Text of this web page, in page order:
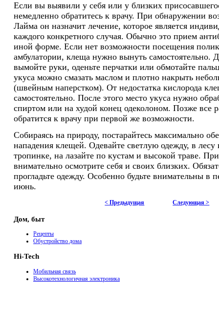
Если вы выявили у себя или у близких
немедленно обратитесь к врачу. При обнаружении
Лайма он назначит лечение, которое является
каждого конкретного случая. Обычно это прием
иной форме. Если нет возможности посещения
амбулатории, клеща нужно вынуть самостоятельно.
вымойте руки, оденьте перчатки или обмотайте
укуса можно смазать маслом и плотно накрыть
(швейным наперстком). От недостатка кислорода
самостоятельно. После этого место укуса нужно
спиртом или на худой конец одеколоном. Позже все
обратится к врачу при первой же возможности.
Собираясь на природу, постарайтесь максимально
нападения клещей. Одевайте светлую одежду, в лесу
тропинке, на лазайте по кустам и высокой траве.
внимательно осмотрите себя и своих близких.
прогладьте одежду. Особенно будьте внимательны в
июнь.
< Предыдущая Следующая >
Дом, быт
Рецепты
Обустройство дома
Hi-Tech
Мобильная связь
Высокотехнологичная электроника